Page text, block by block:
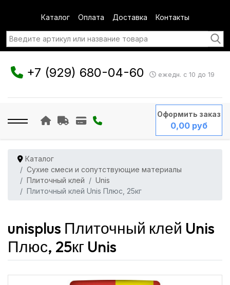
Каталог Оплата Доставка Контакты
+7 (929) 680-04-60 ежедн. с 10 до 19
Оформить заказ
0,00 руб
Каталог
Сухие смеси и сопутствующие материалы
Плиточный клей
Unis
Плиточный клей Unis Плюс, 25кг
unisplus Плиточный клей Unis
Плюс, 25кг Unis